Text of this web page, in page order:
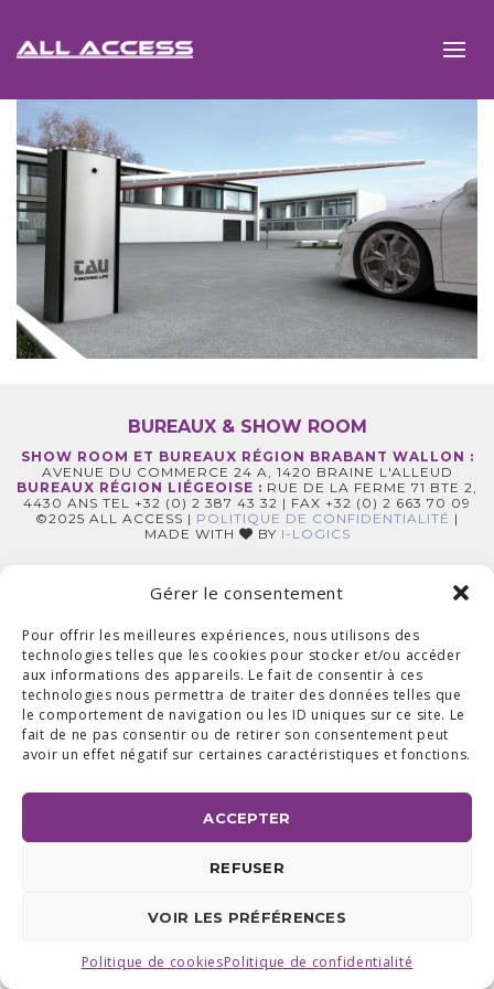
Gérer le consentement
Pour offrir les meilleures expériences, nous utilisons des
technologies telles que les cookies pour stocker et/ou accéder
aux informations des appareils. Le fait de consentir à ces
technologies nous permettra de traiter des données telles que
le comportement de navigation ou les ID uniques sur ce site. Le
fait de ne pas consentir ou de retirer son consentement peut
avoir un effet négatif sur certaines caractéristiques et fonctions.
ACCEPTER
REFUSER
VOIR LES PRÉFÉRENCES
Politique de cookiesPolitique de confidentialité
BUREAUX & SHOW ROOM
SHOW ROOM ET BUREAUX RÉGION BRABANT WALLON :
AVENUE DU COMMERCE 24 A, 1420 BRAINE L'ALLEUD
BUREAUX RÉGION LIÉGEOISE : RUE DE LA FERME 71 BTE 2,
4430 ANS TEL +32 (0) 2 387 43 32 | FAX +32 (0) 2 663 70 09
©2025 ALL ACCESS | POLITIQUE DE CONFIDENTIALITÉ |
MADE WITH
BY I-LOGICS